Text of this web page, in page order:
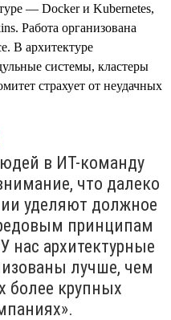
— Docker и Kubernetes,
Работа организована
В архитектуре
системы, кластеры
страхует от неудачных
в ИТ-команду
что далеко
уделяют должное
принципам
нас архитектурные
лучше, чем
более крупных